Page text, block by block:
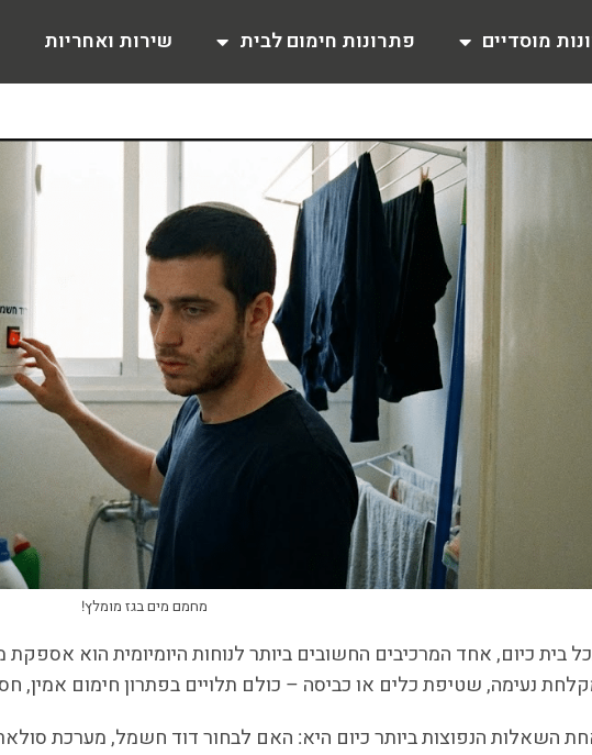
מוסדיים פתרונות חימום לבית שירות ואחריות
מחמם מים בגז מומלץ!
בית כיום, אחד המרכיבים החשובים ביותר לנוחות היומיומית הוא
נעימה, שטיפת כלים או כביסה – כולם תלויים בפתרון חימום אמין,
השאלות הנפוצות ביותר כיום היא: האם לבחור דוד חשמל, מערכת